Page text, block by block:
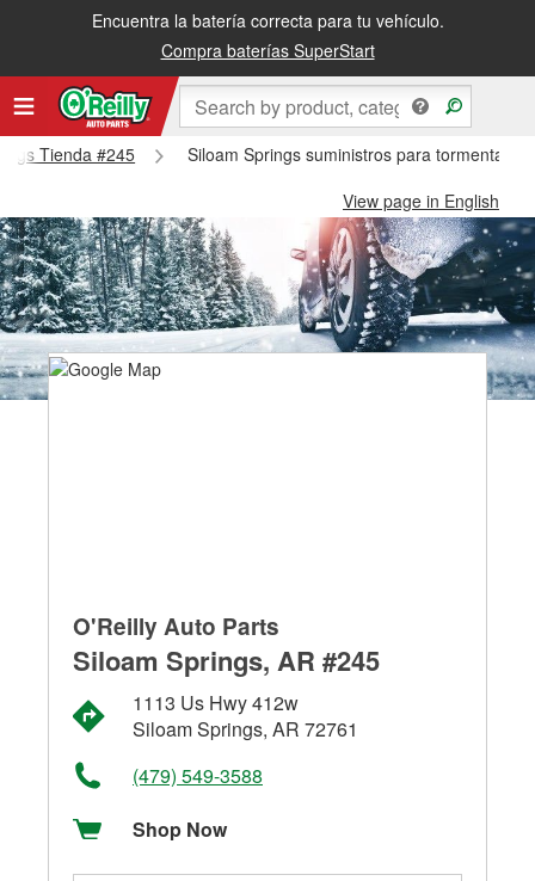
Encuentra la batería correcta para tu vehículo.
Compra baterías SuperStart
Tienda #245
Siloam Springs suministros para tormentas
View page in English
O'Reilly Auto Parts
Siloam Springs, AR #245
1113 Us Hwy 412w
Siloam Springs, AR 72761
(479) 549-3588
Shop Now